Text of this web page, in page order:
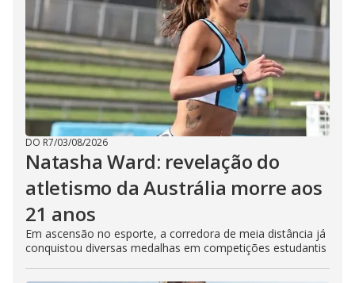
DO R7/03/08/2026
Natasha Ward: revelação do
atletismo da Austrália morre aos
21 anos
Em ascensão no esporte, a corredora de meia distância já
conquistou diversas medalhas em competições estudantis